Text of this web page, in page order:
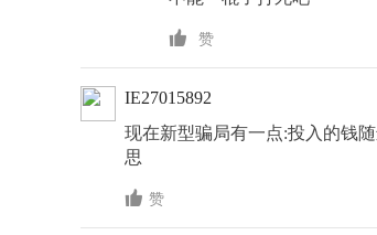
 赞
IE27015892
现在新型骗局有一点:投入的钱
思
 赞